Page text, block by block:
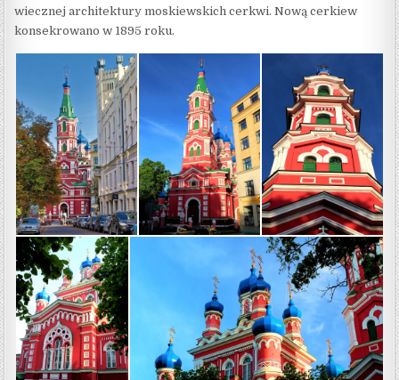
wiecznej architektury moskiewskich cerkwi. Nową cerkiew
konsekrowano w 1895 roku.